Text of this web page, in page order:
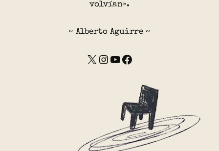
volvían».
~ Alberto Aguirre ~
X Instagram YouTube Facebook